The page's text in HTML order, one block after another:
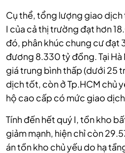
Cụ thể, tổng lượng giao
I của cả thị trường đạt hơn
đó, phân khúc chung cư đạt
đương 8.330 tỷ đồng. Tại Hà
giá trung bình thấp (dưới 25
dịch tốt, còn ở Tp.HCM chủ
hộ cao cấp có mức giao
Tính đến hết quý I, tồn kho
giảm mạnh, hiện chỉ còn
án tồn kho chủ yếu do hạ